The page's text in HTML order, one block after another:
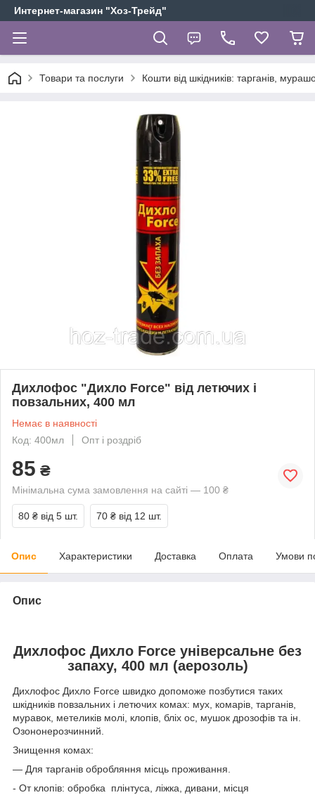
Интернет-магазин "Хоз-Трейд"
Товари та послуги Кошти від шкідників: тарганів,
Дихлофос "Дихло Force" від летючих і
повзальних, 400 мл
Немає в наявності
Код: 400мл
Опт і роздріб
85 ₴
Мінімальна сума замовлення на сайті — 100 ₴
80 ₴ від 5 шт. 70 ₴ від 12 шт.
Опис Характеристики Доставка Оплата Умови
Опис
Дихлофос Дихло Force універсальне без
запаху, 400 мл (аерозоль)
Дихлофос Дихло Force швидко допоможе позбутися таких
шкідників повзальних і летючих комах: мух, комарів, тарганів,
муравок, метеликів молі, клопів, бліх ос, мушок дрозофів та ін.
Озононерозчинний.
Знищення комах:
― Для тарганів обробляння місць проживання.
- От клопів: обробка плінтуса, ліжка, дивани, місця